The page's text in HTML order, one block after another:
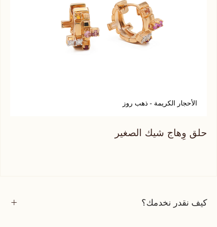
الأحجار الكريمة - ذهب روز
حلق وِهاج شيك الصغير
كيف نقدر نخدمك؟